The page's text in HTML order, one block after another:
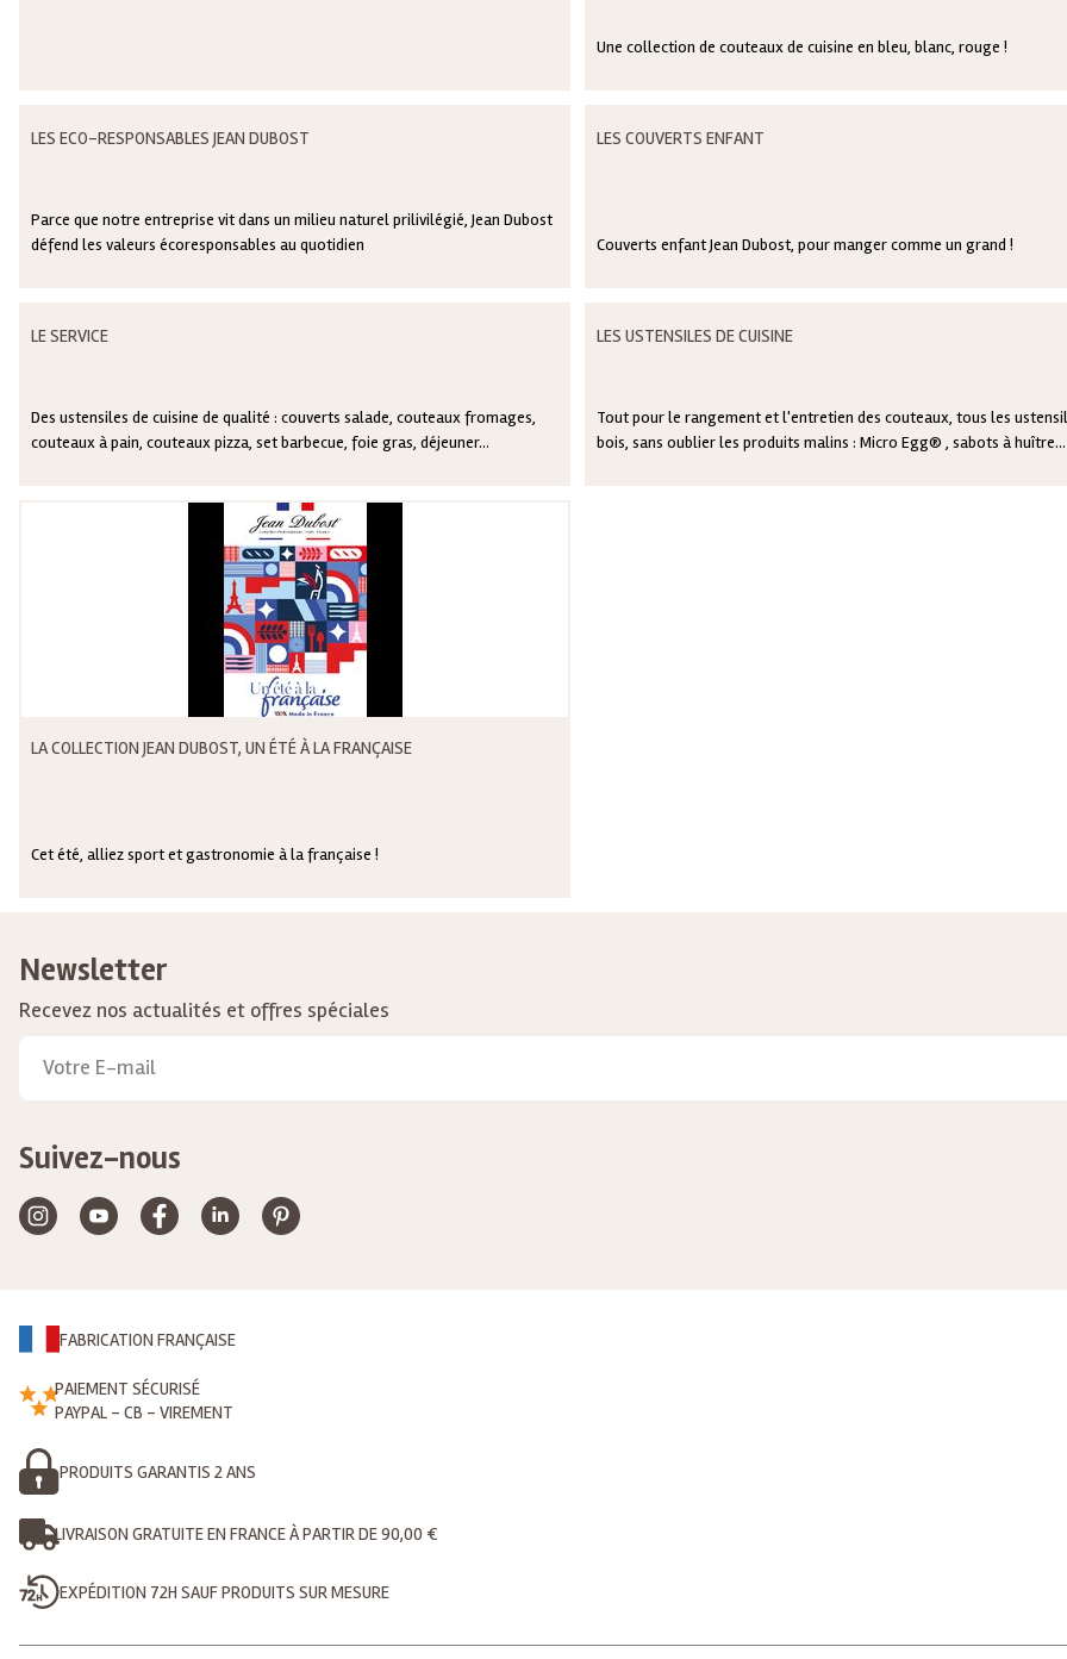
Une collection de couteaux de cuisine en bleu, blanc, rouge !
LES ECO-RESPONSABLES JEAN DUBOST
Parce que notre entreprise vit dans un milieu naturel prilivilégié, Jean Dubost
défend les valeurs écoresponsables au quotidien
LES COUVERTS ENFANT
Couverts enfant Jean Dubost, pour manger comme un grand !
LE SERVICE
Des ustensiles de cuisine de qualité : couverts salade, couteaux fromages,
couteaux à pain, couteaux pizza, set barbecue, foie gras, déjeuner...
LES USTENSILES DE CUISINE
Tout pour le rangement et l'entretien des couteaux, tous les
bois, sans oublier les produits malins : Micro Egg® , sabots à huître...
LA COLLECTION JEAN DUBOST, UN ÉTÉ À LA FRANÇAISE
Cet été, alliez sport et gastronomie à la française !
Newsletter
Recevez nos actualités et offres spéciales
Suivez-nous
FABRICATION FRANÇAISE
PAIEMENT SÉCURISÉ
PAYPAL - CB - VIREMENT
PRODUITS GARANTIS 2 ANS
LIVRAISON GRATUITE EN FRANCE À PARTIR DE 90,00 €
EXPÉDITION 72H SAUF PRODUITS SUR MESURE